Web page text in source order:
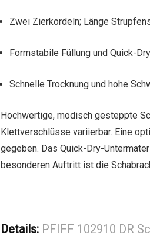
Zwei Zierkordeln; Länge
Formstabile Füllung und Quick-
Schnelle Trocknung und hohe
Hochwertige, modisch gesteppte
Klettverschlüsse variierbar. Eine
gegeben. Das Quick-Dry-
besonderen Auftritt ist die
Details: PFIFF 102910 DR